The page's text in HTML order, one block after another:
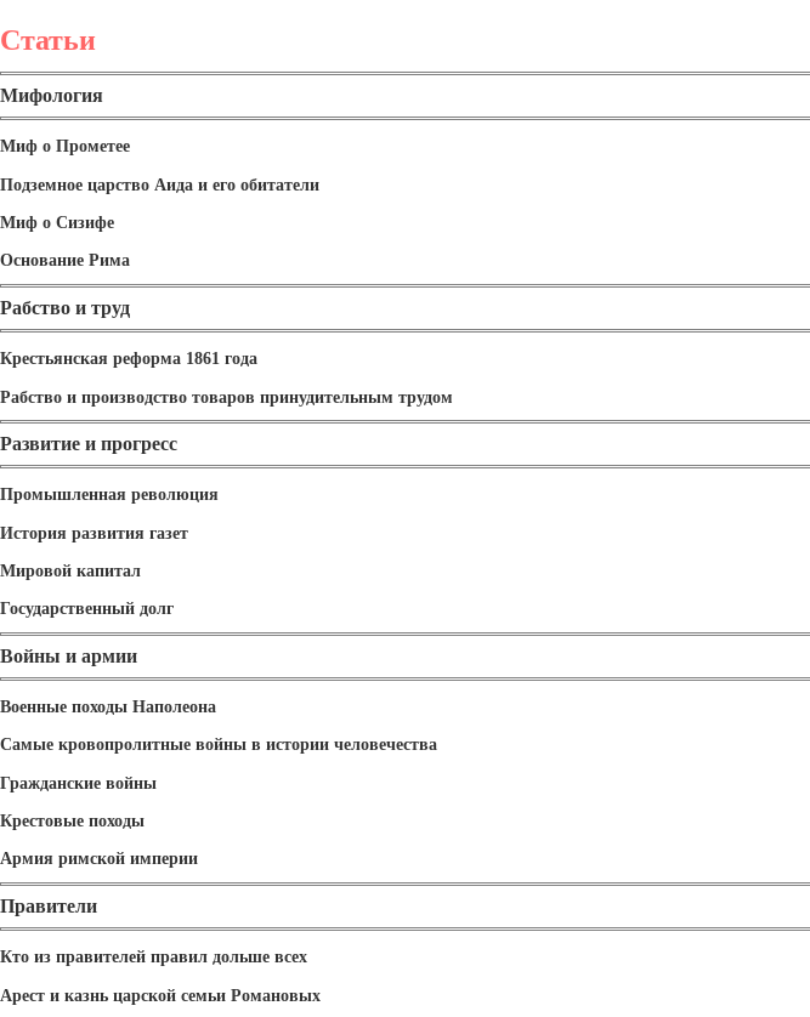
Статьи
Мифология
Миф о Прометее
Подземное царство Аида и его обитатели
Миф о Сизифе
Основание Рима
Рабство и труд
Крестьянская реформа 1861 года
Рабство и производство товаров принудительным трудом
Развитие и прогресс
Промышленная революция
История развития газет
Мировой капитал
Государственный долг
Войны и армии
Военные походы Наполеона
Самые кровопролитные войны в истории человечества
Гражданские войны
Крестовые походы
Армия римской империи
Правители
Кто из правителей правил дольше всех
Арест и казнь царской семьи Романовых